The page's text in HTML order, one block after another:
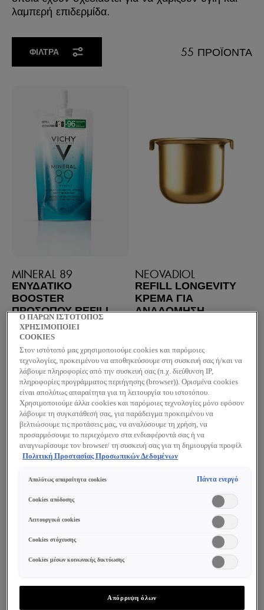
λαμπερή επιδερμίδα.
ΦΊΛΤΡΑ 55 ΠΡΟΪΌΝΤΑ
MINERAL 89
ΕΝΥΔΑΤΙΚΌ
BOOSTER
ΠΡΟΣΏΠΟΥ REFILL
«Γεμίζει» ορατά την
επιδερμίδα, με
αποτέλεσμα μακράς
διάρκειας.
0/5
ΑΓΟΡΑΣΤΕ
ONLINE
NEOVADIOL
REFILL LONGEVITY
ΚΡΈΜΑ ΓΙΑ
ΑΝΑΔΌΜΗΣΗ
όγκου σε 5 βασικές
περιοχές του προσώπου
0/5
ΑΓΟΡΑΣΤΕ
ONLINE
Ο ΠΑΡΩΝ ΙΣΤΟΤΟΠΟΣ
ΧΡΗΣΙΜΟΠΟΙΕΙ
COOKIES
Στον ιστότοπό μας χρησιμοποιούμε cookies και παρόμοιες
τεχνολογίες, προκειμένου να αποθηκεύσουμε στη συσκευή σας ή/και να
λάβουμε πληροφορίες από την συσκευή σας (π.χ. διεύθυνση IP,
πληροφορίες προγράμματος περιήγησης (browser)). Ορισμένα cookies
είναι απολύτως απαραίτητα για τη λειτουργία του ιστοτόπου.
Χρησιμοποιούμε άλλα cookies και παρόμοιες τεχνολογίες μόνο εφόσον
λάβουμε τη συγκατάθεσή σας, για παράδειγμα προκειμένου να
βελτιώσουμε τις προτάσεις μας, να αναλύσουμε τη χρήση, να
προσαρμόσουμε το περιεχόμενο στα ενδιαφέροντά σας ή να
αναγνωρίσουμε τον browser/ τη συσκευή σας για τη δημιουργία προφίλ
με τα ενδιαφέροντά σας και να σας δείχνουμε σχετικό διαφημιστικό
cookies τα οποία δεν είναι απαραίτητα («Αποδοχή όλων»), να τα
επιλογές σας («Αποθήκευση επιλογών»). Μπορείτε επίσης, ανά πάσα
(επιλέγοντας το link «Ρυθμίσεις για τα cookies»). Περισσότερες
Πολιτική Προστασίας Προσωπικών Δεδομένων
Απολύτως απαραίτητα cookies Πάντα ενεργό
Cookies απόδοσης
Λειτουργικά cookies
Cookies στόχευσης
Cookies μέσων κοινωνικής δικτύωσης
Απόρριψη όλων